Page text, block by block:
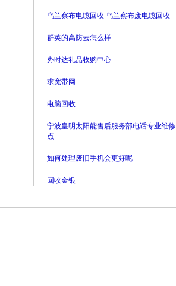
乌兰察布电缆回收 乌兰察布废电缆回收
群英的高防云怎么样
办时达礼品收购中心
求宽带网
电脑回收
宁波皇明太阳能售后服务部电话专业维修
点
如何处理废旧手机会更好呢
回收金银